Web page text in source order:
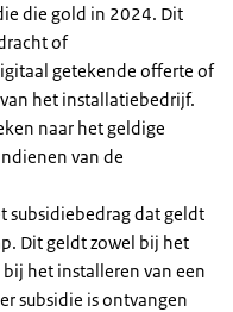
die gold in 2024. Dit
of
getekende offerte of
het installatiebedrijf.
naar het geldige
van de
subsidiebedrag dat geldt
Dit geldt zowel bij het
het installeren van een
subsidie is ontvangen